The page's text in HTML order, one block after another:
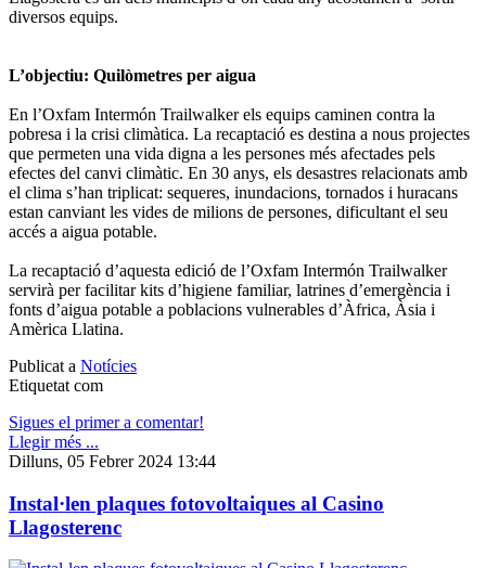
diversos equips.
L’objectiu: Quilòmetres per aigua
En l’Oxfam Intermón Trailwalker els equips caminen contra la
pobresa i la crisi climàtica. La recaptació es destina a nous projectes
que permeten una vida digna a les persones més afectades pels
efectes del canvi climàtic. En 30 anys, els desastres relacionats amb
el clima s’han triplicat: sequeres, inundacions, tornados i huracans
estan canviant les vides de milions de persones, dificultant el seu
accés a aigua potable.
La recaptació d’aquesta edició de l’Oxfam Intermón Trailwalker
servirà per facilitar kits d’higiene familiar, latrines d’emergència i
fonts d’aigua potable a poblacions vulnerables d’Àfrica, Àsia i
Amèrica Llatina.
Publicat a Notícies
Etiquetat com
Sigues el primer a comentar!
Llegir més ...
Dilluns, 05 Febrer 2024 13:44
Instal·len plaques fotovoltaiques al Casino
Llagosterenc